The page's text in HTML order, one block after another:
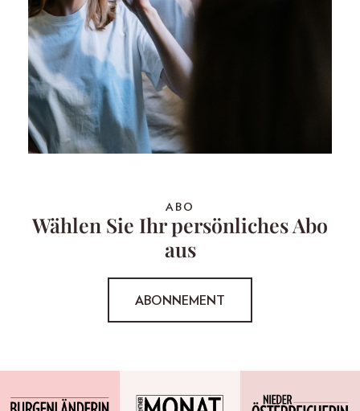
ABO
Wählen Sie Ihr persönliches Abo
aus
ABONNEMENT